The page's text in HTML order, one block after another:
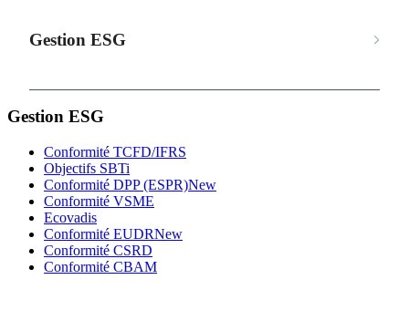
Gestion ESG
Gestion ESG
Conformité TCFD/IFRS
Objectifs SBTi
Conformité DPP (ESPR)New
Conformité VSME
Ecovadis
Conformité EUDRNew
Conformité CSRD
Conformité CBAM